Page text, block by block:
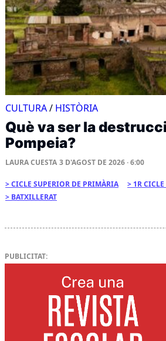
CULTURA/ HISTÒRIA
Què va ser la
Pompeia?
LAURA CUESTA 3 D'AGOST DE 2026 · 6:00
CICLE SUPERIOR DE PRIMÀRIA 1R CICLE
BATXILLERAT
PUBLICITAT: